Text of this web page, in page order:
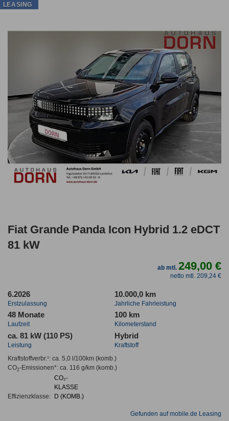
Fiat Grande Panda Icon Hybrid 1.2 eDCT
81 kW
ab mtl.249,00 €
netto mtl. 209,24 €
6.2026
Erstzulassung
10.000,0 km
Jahrliche Fahrleistung
48 Monate
Laufzeit
100 km
Kilometerstand
ca. 81 kW (110 PS)
Leistung
Hybrid
Kraftstoff
Kraftstoffverbr.¹: ca. 5,0 l/100km(komb.)
CO2-Emissionen*: ca. 116 g/km(komb.)
Effizienzklasse:
CO₂-
KLASSE
D (KOMB.)
Gefunden auf mobile.de Leasing
LEASING